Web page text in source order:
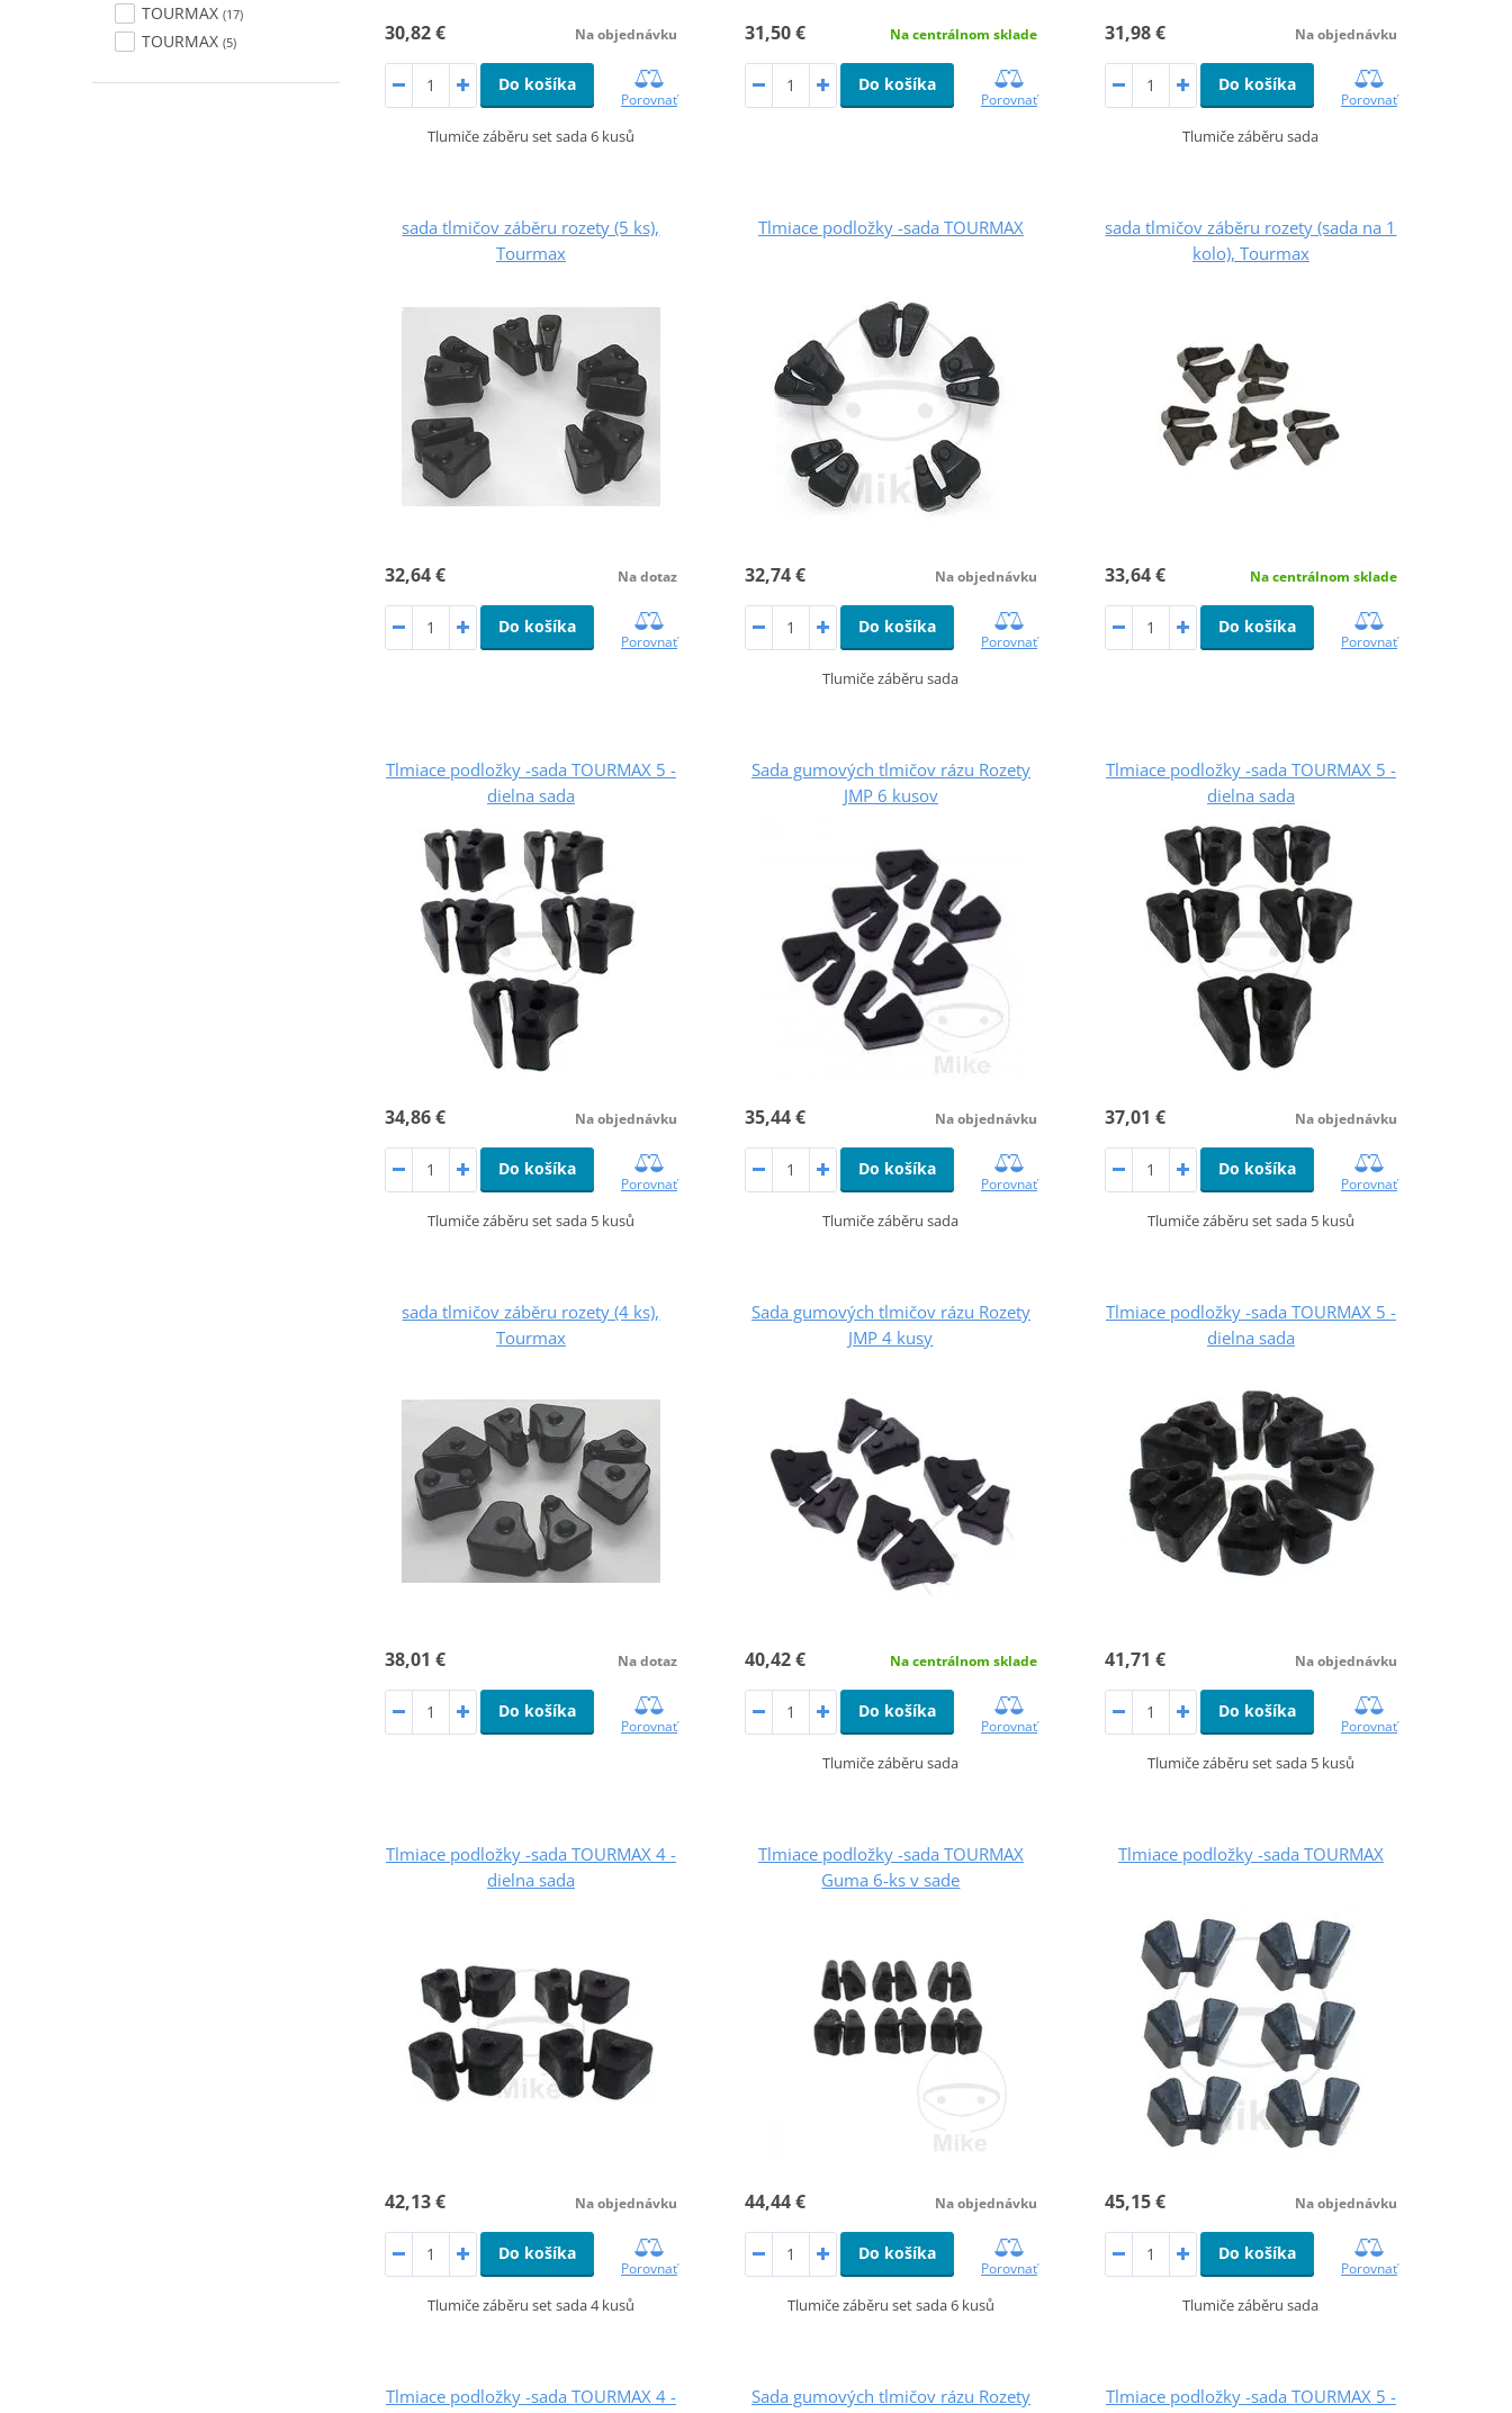
TOURMAX (17)
TOURMAX (5) 30,82 € Na objednávku
Do košíka
Porovnať
Tlumiče záběru set sada 6 kusů
31,50 € Na centrálnom sklade
Do košíka
Porovnať
31,98 € Na objednávku
Do košíka
Porovnať
Tlumiče záběru sada
sada tlmičov záběru rozety (5 ks),
Tourmax
32,64 € Na dotaz
Do košíka
Porovnať
Tlmiace podložky -sada TOURMAX
32,74 € Na objednávku
Do košíka
Porovnať
Tlumiče záběru sada
sada tlmičov záběru rozety (sada na 1
kolo), Tourmax
33,64 € Na centrálnom sklade
Do košíka
Porovnať
Tlmiace podložky -sada TOURMAX 5 -
dielna sada
34,86 € Na objednávku
Do košíka
Porovnať
Tlumiče záběru set sada 5 kusů
Sada gumových tlmičov rázu Rozety
JMP 6 kusov
35,44 € Na objednávku
Do košíka
Porovnať
Tlumiče záběru sada
Tlmiace podložky -sada TOURMAX 5 -
dielna sada
37,01 € Na objednávku
Do košíka
Porovnať
Tlumiče záběru set sada 5 kusů
sada tlmičov záběru rozety (4 ks),
Tourmax
38,01 € Na dotaz
Do košíka
Porovnať
Sada gumových tlmičov rázu Rozety
JMP 4 kusy
40,42 € Na centrálnom sklade
Do košíka
Porovnať
Tlumiče záběru sada
Tlmiace podložky -sada TOURMAX 5 -
dielna sada
41,71 € Na objednávku
Do košíka
Porovnať
Tlumiče záběru set sada 5 kusů
Tlmiace podložky -sada TOURMAX 4 -
dielna sada
42,13 € Na objednávku
Do košíka
Porovnať
Tlumiče záběru set sada 4 kusů
Tlmiace podložky -sada TOURMAX
Guma 6-ks v sade
44,44 € Na objednávku
Do košíka
Porovnať
Tlumiče záběru set sada 6 kusů
Tlmiace podložky -sada TOURMAX
45,15 € Na objednávku
Do košíka
Porovnať
Tlumiče záběru sada
Tlmiace podložky -sada TOURMAX 4 -
Sada gumových tlmičov rázu Rozety
Tlmiace podložky -sada TOURMAX 5 -